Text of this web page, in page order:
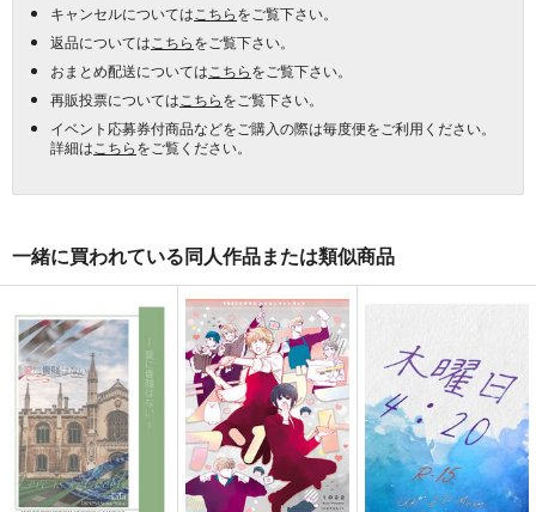
キャンセルについては こちらをご覧下さい。
返品については こちらをご覧下さい。
おまとめ配送については こちらをご覧下さい。
再販投票については こちらをご覧下さい。
イベント応募券付商品などをご購入の際は毎度便をご利用ください。
詳細は こちらをご覧ください。
一緒に買われている同人作品または類似商品